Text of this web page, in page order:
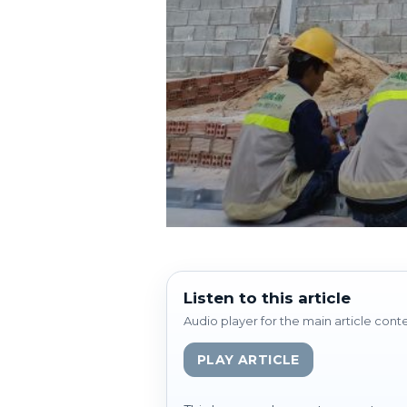
Listen to this article
Audio player for the main article
PLAY ARTICLE